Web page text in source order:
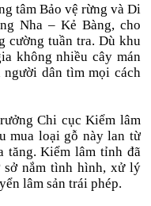
tâm Bảo vệ rừng và Di
Nha – Kẻ Bàng, cho
cường tuần tra. Dù khu
không nhiều cây mán
người dân tìm mọi cách
Chi cục Kiểm lâm
mua loại gỗ này lan từ
tăng. Kiểm lâm tỉnh đã
sở nắm tình hình, xử lý
lâm sản trái phép.